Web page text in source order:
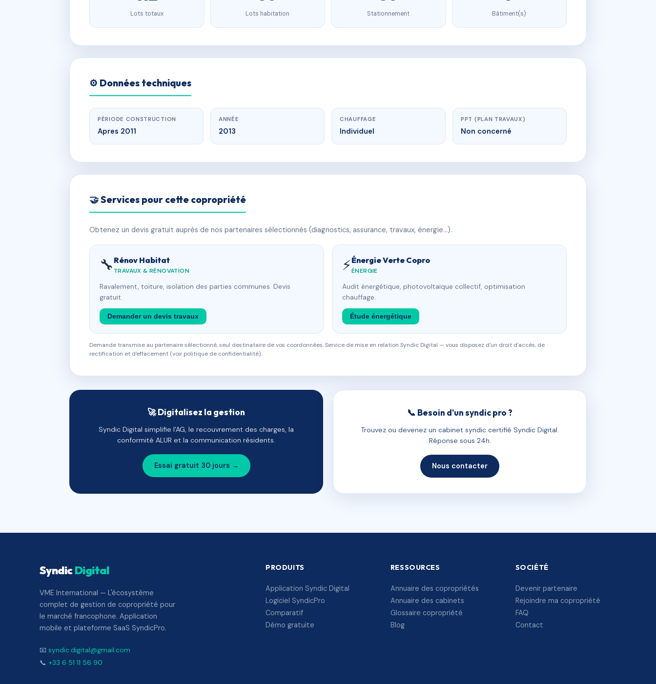
Lots totaux Lots habitation Stationnement Bâtiment(s)
⚙️ Données techniques
PÉRIODE CONSTRUCTION
Apres 2011
ANNÉE
2013
CHAUFFAGE
Individuel
PPT (PLAN TRAVAUX)
Non concerné
🤝 Services pour cette copropriété
Obtenez un devis gratuit auprès de nos partenaires sélectionnés (diagnostics, assurance, travaux, énergie…).
🔧 Rénov Habitat
TRAVAUX & RÉNOVATION
Ravalement, toiture, isolation des parties communes. Devis
gratuit.
Demander un devis travaux
⚡Énergie Verte Copro
ÉNERGIE
Audit énergétique, photovoltaïque collectif, optimisation
chauffage.
Étude énergétique
Demande transmise au partenaire sélectionné, seul destinataire de vos coordonnées. Service de mise en relation Syndic Digital — vous disposez d'un droit d'accès, de
rectification et d'effacement (voir politique de confidentialité).
🚀 Digitalisez la gestion
Syndic Digital simplifie l'AG, le recouvrement des charges, la
conformité ALUR et la communication résidents.
Essai gratuit 30 jours →
📞 Besoin d'un syndic pro ?
Trouvez ou devenez un cabinet syndic certifié Syndic Digital.
Réponse sous 24h.
Nous contacter
SyndicDigital
VME International — L'écosystème
complet de gestion de copropriété pour
le marché francophone. Application
mobile et plateforme SaaS SyndicPro.
📧 syndic.digital@gmail.com
📞 +33 6 51 11 56 90
PRODUITS
Application Syndic Digital
Logiciel SyndicPro
Comparatif
Démo gratuite
RESSOURCES
Annuaire des copropriétés
Annuaire des cabinets
Glossaire copropriété
Blog
SOCIÉTÉ
Devenir partenaire
Rejoindre ma copropriété
FAQ
Contact